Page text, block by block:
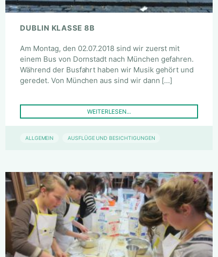
DUBLIN KLASSE 8B
Am Montag, den 02.07.2018 sind wir zuerst mit
einem Bus von Dornstadt nach München gefahren.
Während der Busfahrt haben wir Musik gehört und
geredet. Von München aus sind wir dann […]
WEITERLESEN...
ALLGEMEIN AUSFLÜGE UND BESICHTIGUNGEN